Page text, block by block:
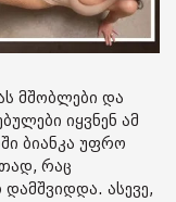
მშობლები და
იყვნენ ამ
ბიანკა უფრო
რაც
დამშვიდდა. ასევე,